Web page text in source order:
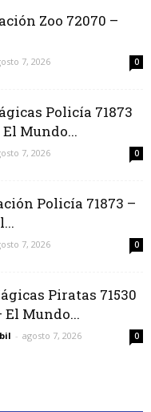
Zoo 72070 –
7, 2026 0
Policía 71873
Mundo...
7, 2026 0
Policía 71873 –
7, 2026 0
Piratas 71530
Mundo...
- agosto 7, 2026 0